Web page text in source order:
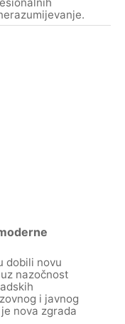
dobili novu
nazočnost
i javnog
nova zgrada